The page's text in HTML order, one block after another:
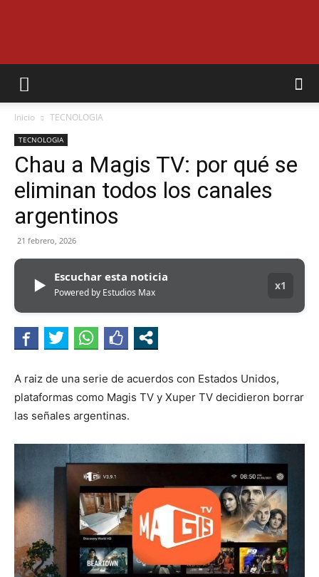
EL
Inicio TECNOLOGIA
TECNOLOGIA
Chau a Magis TV: por qué se
eliminan todos los canales
argentinos
21 febrero, 2026
▶ Escuchar esta noticia
Powered by Estudios Max
x1
A raiz de una serie de acuerdos con Estados Unidos,
plataformas como Magis TV y Xuper TV decidieron borrar
las señales argentinas.